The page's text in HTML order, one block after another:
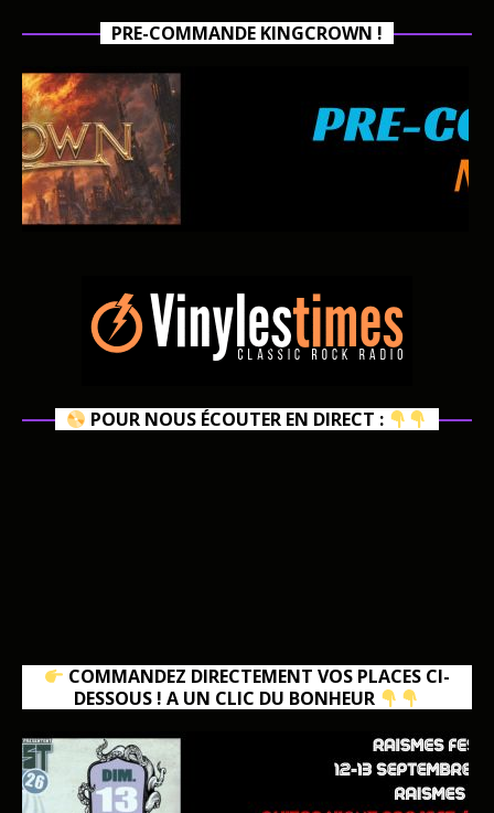
PRE-COMMANDE KINGCROWN !
POUR NOUS ÉCOUTER EN DIRECT :
COMMANDEZ DIRECTEMENT VOS PLACES CI-
DESSOUS ! A UN CLIC DU BONHEUR